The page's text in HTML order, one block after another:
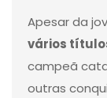
Apesar da
vários
campeã
outras